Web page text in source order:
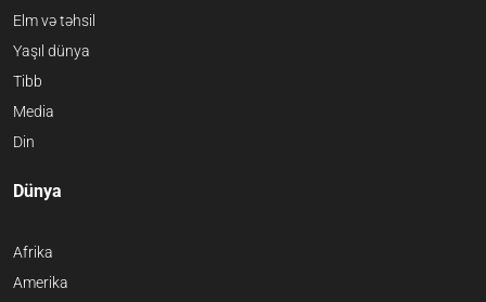
Elm və təhsil
Yaşıl dünya
Tibb
Media
Din
Dünya
Afrika
Amerika